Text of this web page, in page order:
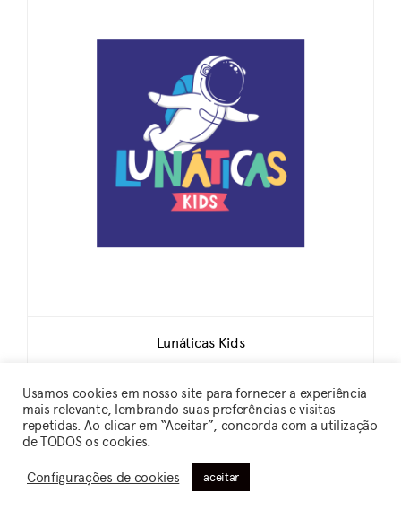
Lunáticas Kids
Usamos cookies em nosso site para fornecer a experiência
mais relevante, lembrando suas preferências e visitas
repetidas. Ao clicar em “Aceitar”, concorda com a utilização
de TODOS os cookies.
Configurações de cookies aceitar